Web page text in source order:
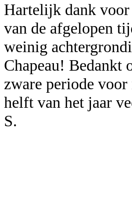
Hartelijk dank voor
van de afgelopen
weinig
Chapeau! Bedankt
zware periode
helft van het jaar
S.